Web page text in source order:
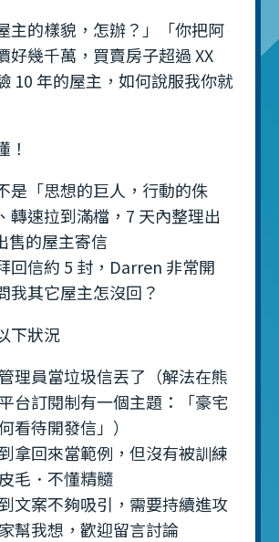
主的樣貌，怎辦？」「你把阿
好幾千萬，買賣房子超過 XX
10 年的屋主，如何說服我你就
！
是「思想的巨人，行動的侏
轉速拉到滿檔，7 天內整理出
售的屋主寄信
回信約 5 封，Darren 非常開
我其它屋主怎沒回？
下狀況
理員當垃圾信丟了（解法在熊
台訂閱制有一個主題：「豪宅
看待開發信」）
拿回來當範例，但沒有被訓練
毛．不懂精髓
文案不夠吸引，需要持續進攻
幫我想，歡迎留言討論